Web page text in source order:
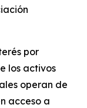
por
los activos
operan de
acceso a